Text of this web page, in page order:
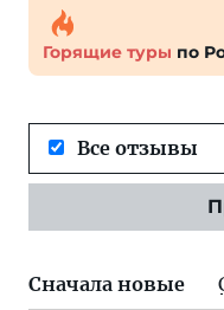
Горящие туры по
Все отзывы
Сначала новые